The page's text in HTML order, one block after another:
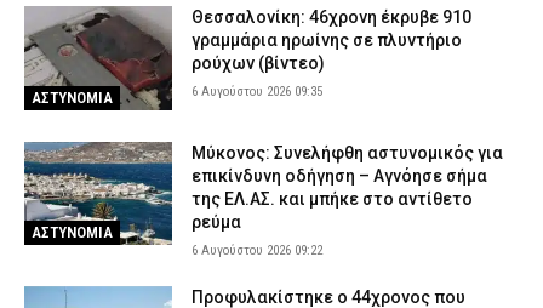
Πυροσβεστική: Συνελήφθησαν επτά άτομα για θερμές
εργασίες, καύσεις και ψησταριές σε Αττική, Πρέβεζα και
Τρίκαλα
ΑΣΤΥΝΟΜΙΑ 5 Αυγούστου 2026 20:32
του ΛΣ Αντιναύαρχο ΛΣ Χρήστο Κοντορουχά»
ΣΩΜΑΤΑ ΑΣΦΑΛΕΙΑΣ 5 Αυγούστου 2026 20:20
Τραγωδία στα Μάλια: Μητέρα από την Ολλανδία έχασε τη ζωή
της σε θαλάσσια εκδρομή – Σοκ για τα τρία παιδιά της
ΕΙΔΗΣΕΙΣ 5 Αυγούστου 2026 20:08
ΑΣΤΥΝΟΜΙΑ
Θεσσαλονίκη: 46χρονη έκρυβε 910
γραμμάρια ηρωίνης σε πλυντήριο
ρούχων (βίντεο)
6 Αυγούστου 2026 09:35
ΑΣΤΥΝΟΜΙΑ
Μύκονος: Συνελήφθη αστυνομικός για
επικίνδυνη οδήγηση – Αγνόησε σήμα
της ΕΛ.ΑΣ. και μπήκε στο αντίθετο
ρεύμα
6 Αυγούστου 2026 09:22
Προφυλακίστηκε ο 44χρονος που